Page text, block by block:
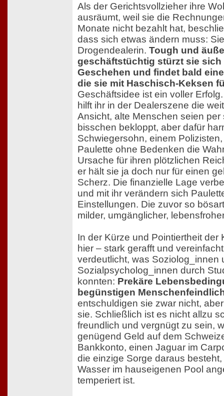
Als der Gerichtsvollzieher ihre
ausräumt, weil sie die
Monate nicht bezahlt hat,
dass sich etwas ändern muss:
Drogendealerin. Tough und
geschäftstüchtig stürzt sie sich
Geschehen und findet bald
die sie mit Haschisch-Keksen
Geschäftsidee ist ein voller
hilft ihr in der Dealerszene die
Ansicht, alte Menschen seien per
bisschen bekloppt, aber dafür
Schwiegersohn, einem
Paulette ohne Bedenken die
Ursache für ihren plötzlichen
er hält sie ja doch nur für einen
Scherz. Die finanzielle Lage
und mit ihr verändern sich
Einstellungen. Die zuvor so
milder, umgänglicher,
In der Kürze und Pointiertheit der
hier – stark gerafft und
verdeutlicht, was Soziolog_innen
Sozialpsycholog_innen durch
konnten: Prekäre
begünstigen
entschuldigen sie zwar nicht,
sie. Schließlich ist es nicht allzu
freundlich und vergnügt zu sein,
genügend Geld auf dem
Bankkonto, einen Jaguar im
die einzige Sorge daraus
Wasser im hauseigenen Pool
temperiert ist.